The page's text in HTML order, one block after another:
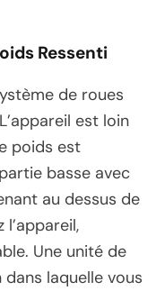
Ressenti
de roues
est loin
poids est
basse avec
au dessus de
l’appareil,
Une unité de
laquelle vous